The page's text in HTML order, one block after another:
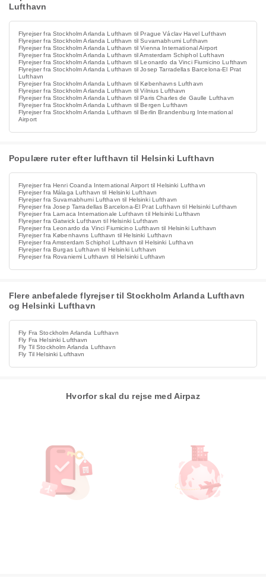
Lufthavn
Flyrejser fra Stockholm Arlanda Lufthavn til Prague Václav Havel Lufthavn
Flyrejser fra Stockholm Arlanda Lufthavn til Suvarnabhumi Lufthavn
Flyrejser fra Stockholm Arlanda Lufthavn til Vienna International Airport
Flyrejser fra Stockholm Arlanda Lufthavn til Amsterdam Schiphol Lufthavn
Flyrejser fra Stockholm Arlanda Lufthavn til Leonardo da Vinci Fiumicino Lufthavn
Flyrejser fra Stockholm Arlanda Lufthavn til Josep Tarradellas Barcelona-El Prat
Lufthavn
Flyrejser fra Stockholm Arlanda Lufthavn til Københavns Lufthavn
Flyrejser fra Stockholm Arlanda Lufthavn til Vilnius Lufthavn
Flyrejser fra Stockholm Arlanda Lufthavn til Paris Charles de Gaulle Lufthavn
Flyrejser fra Stockholm Arlanda Lufthavn til Bergen Lufthavn
Flyrejser fra Stockholm Arlanda Lufthavn til Berlin Brandenburg International
Airport
Populære ruter efter lufthavn til Helsinki Lufthavn
Flyrejser fra Henri Coanda International Airport til Helsinki Lufthavn
Flyrejser fra Málaga Lufthavn til Helsinki Lufthavn
Flyrejser fra Suvarnabhumi Lufthavn til Helsinki Lufthavn
Flyrejser fra Josep Tarradellas Barcelona-El Prat Lufthavn til Helsinki Lufthavn
Flyrejser fra Larnaca Internationale Lufthavn til Helsinki Lufthavn
Flyrejser fra Gatwick Lufthavn til Helsinki Lufthavn
Flyrejser fra Leonardo da Vinci Fiumicino Lufthavn til Helsinki Lufthavn
Flyrejser fra Københavns Lufthavn til Helsinki Lufthavn
Flyrejser fra Amsterdam Schiphol Lufthavn til Helsinki Lufthavn
Flyrejser fra Burgas Lufthavn til Helsinki Lufthavn
Flyrejser fra Rovaniemi Lufthavn til Helsinki Lufthavn
Flere anbefalede flyrejser til Stockholm Arlanda Lufthavn
og Helsinki Lufthavn
Fly Fra Stockholm Arlanda Lufthavn
Fly Fra Helsinki Lufthavn
Fly Til Stockholm Arlanda Lufthavn
Fly Til Helsinki Lufthavn
Hvorfor skal du rejse med Airpaz